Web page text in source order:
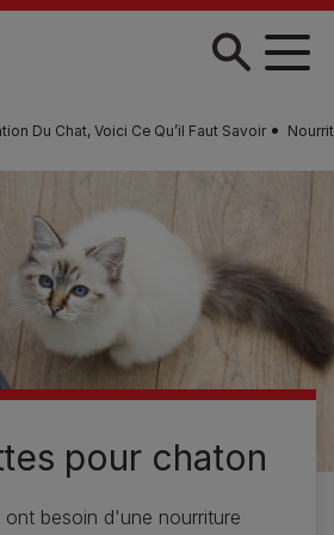
Du Chat, Voici Ce Qu’il Faut Savoir
pour chaton
ont besoin d'une nourriture